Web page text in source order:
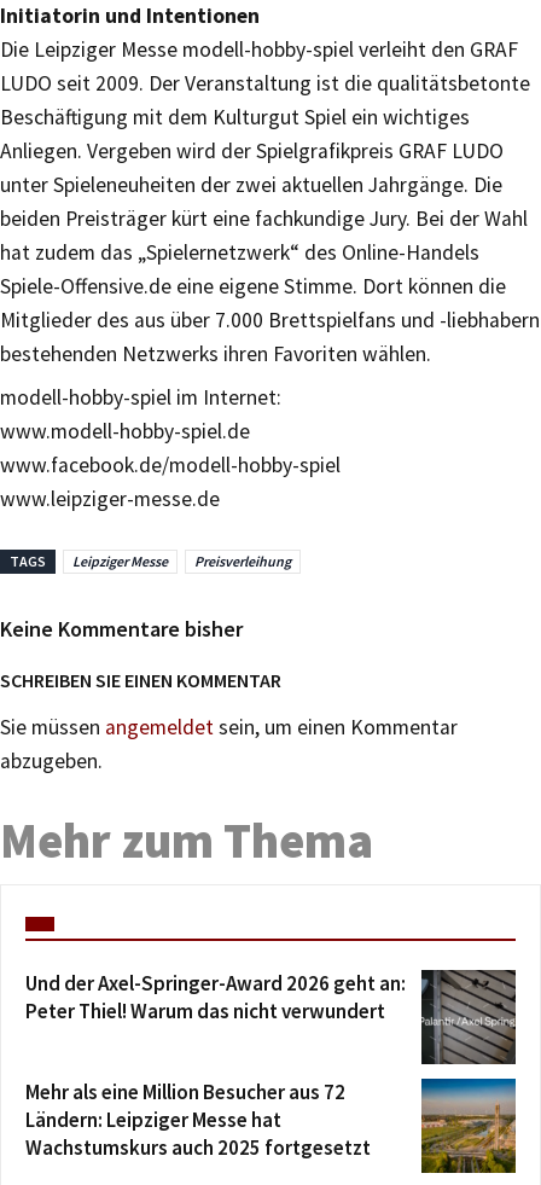
Initiatorin und Intentionen
Die Leipziger Messe modell-hobby-spiel verleiht den GRAF
LUDO seit 2009. Der Veranstaltung ist die qualitätsbetonte
Beschäftigung mit dem Kulturgut Spiel ein wichtiges
Anliegen. Vergeben wird der Spielgrafikpreis GRAF LUDO
unter Spieleneuheiten der zwei aktuellen Jahrgänge. Die
beiden Preisträger kürt eine fachkundige Jury. Bei der Wahl
hat zudem das „Spielernetzwerk“ des Online-Handels
Spiele-Offensive.de eine eigene Stimme. Dort können die
Mitglieder des aus über 7.000 Brettspielfans und -liebhabern
bestehenden Netzwerks ihren Favoriten wählen.
modell-hobby-spiel im Internet:
www.modell-hobby-spiel.de
www.facebook.de/modell-hobby-spiel
www.leipziger-messe.de
TAGS Leipziger Messe Preisverleihung
Keine Kommentare bisher
SCHREIBEN SIE EINEN KOMMENTAR
Sie müssen angemeldetsein, um einen Kommentar
abzugeben.
Mehr zum Thema
Und der Axel-Springer-Award 2026 geht an:
Peter Thiel! Warum das nicht verwundert
Mehr als eine Million Besucher aus 72
Ländern: Leipziger Messe hat
Wachstumskurs auch 2025 fortgesetzt